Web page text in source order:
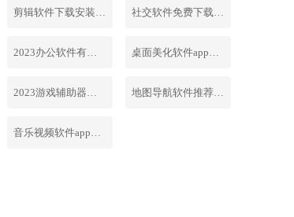
剪辑软件下载安装免费手机版 社交软件免费下载安装大全最新
2023办公软件有哪些合集软件 桌面美化软件app下载安卓版
2023游戏辅助器软件大全免费 地图导航软件推荐下载安装手机版
音乐视频软件app下载安装免费